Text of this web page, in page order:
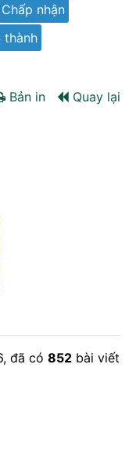
Chấp nhận
thành
Bản in Quay lại
đã có 852 bài viết